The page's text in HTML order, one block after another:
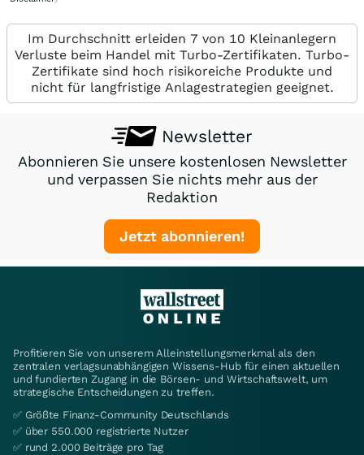
Im Durchschnitt erleiden 7 von 10 Kleinanlegern
Verluste beim Handel mit Turbo-Zertifikaten. Turbo-
Zertifikate sind hoch risikoreiche Produkte und
nicht für langfristige Anlagestrategien geeignet.
Newsletter
Abonnieren Sie unsere kostenlosen Newsletter
und verpassen Sie nichts mehr aus der
Redaktion
Jetzt abonnieren!
Profitieren Sie von unserem Alleinstellungsmerkmal als den
zentralen verlagsunabhängigen Wissens-Hub für einen aktuellen
und fundierten Zugang in die Börsen- und Wirtschaftswelt, um
strategische Entscheidungen zu treffen.
✅ Größte Finanz-Community Deutschlands
✅ über 550.000 registrierte Nutzer
✅ rund 2.000 Beiträge pro Tag